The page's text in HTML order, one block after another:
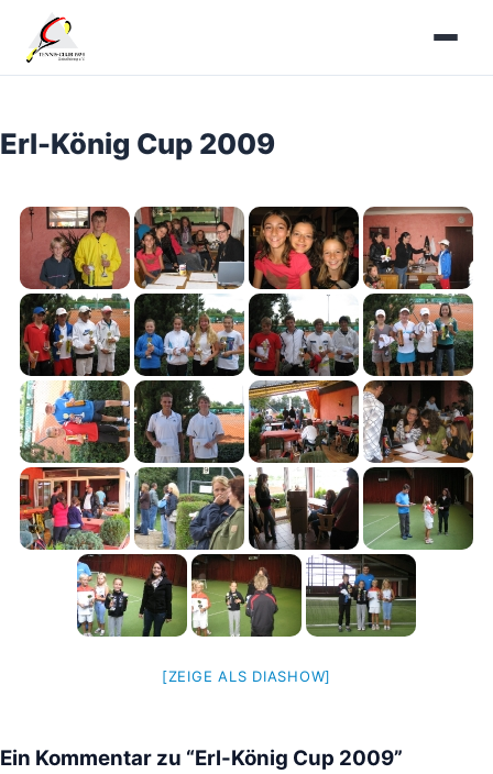
Inhalt
springen
Erl-König Cup 2009
[ZEIGE ALS DIASHOW]
Ein Kommentar zu “Erl-König Cup 2009”